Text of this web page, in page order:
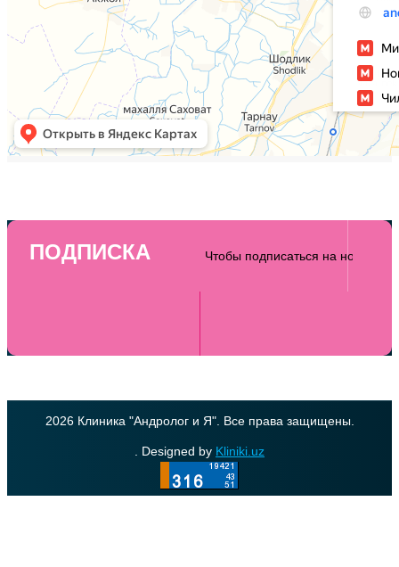
ПОДПИСКА
2026 Клиника "Андролог и Я". Все права защищены.
. Designed by Kliniki.uz